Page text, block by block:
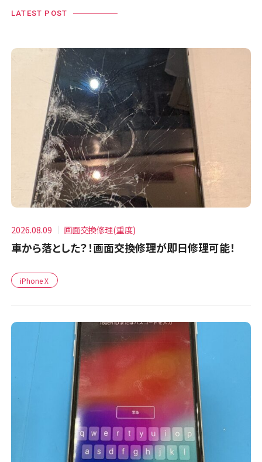
LATEST POST
2026.08.09 画面交換修理(重度)
車から落とした？！画面交換修理が即日修理可能！
iPhone X